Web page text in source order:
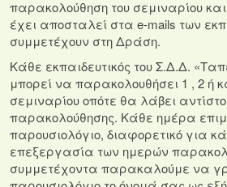
παρακολούθηση του σεμιναρίου
έχει αποσταλεί στα e-mails των
συμμετέχουν στη Δράση.
Κάθε εκπαιδευτικός του Σ.Δ.Δ.
μπορεί να παρακολουθήσει 1 , 2 ή
σεμιναρίου οπότε θα λάβει
παρακολούθησης. Κάθε ημέρα
παρουσιολόγιο, διαφορετικό για
επεξεργασία των ημερών
συμμετέχοντα παρακαλούμε να